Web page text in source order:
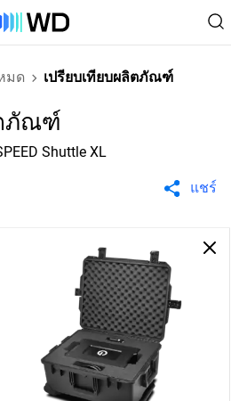
มด เปรียบเทียบผลิตภัณฑ์
ภัณฑ์
Shuttle XL
แชร์